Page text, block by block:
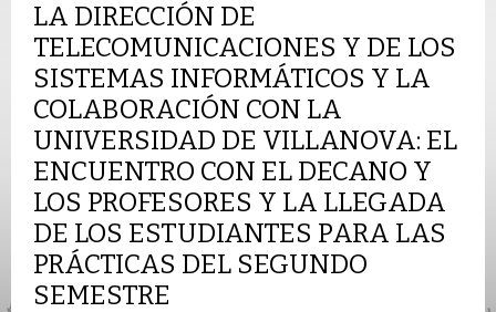
LA DIRECCIÓN DE
TELECOMUNICACIONES Y DE LOS
SISTEMAS INFORMÁTICOS Y LA
COLABORACIÓN CON LA
UNIVERSIDAD DE VILLANOVA: EL
ENCUENTRO CON EL DECANO Y
LOS PROFESORES Y LA LLEGADA
DE LOS ESTUDIANTES PARA LAS
PRÁCTICAS DEL SEGUNDO
SEMESTRE